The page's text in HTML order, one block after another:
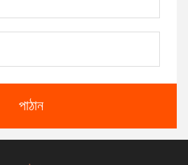
পাঠান